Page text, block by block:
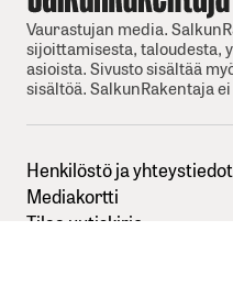
Vaurastujan media.
sijoittamisesta, taloudesta,
asioista. Sivusto sisältää
sisältöä. SalkunRakentaja
Henkilöstö ja yhteystiedot
Mediakortti
Tilaa uutiskirje